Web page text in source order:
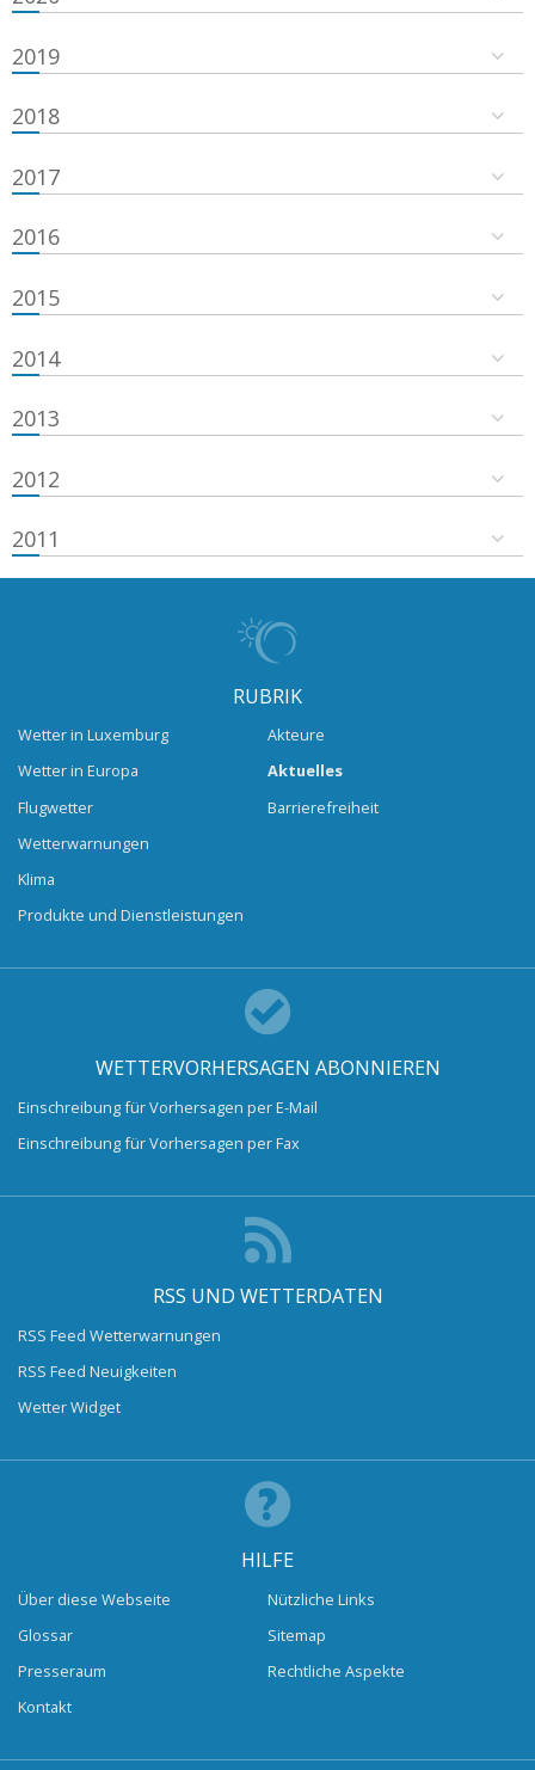
2019
2018
2017
2016
2015
2014
2013
2012
2011
RUBRIK
Wetter in Luxemburg
Wetter in Europa
Flugwetter
Wetterwarnungen
Klima
Produkte und Dienstleistungen
Akteure
Aktuelles
Barrierefreiheit
WETTERVORHERSAGEN ABONNIEREN
Einschreibung für Vorhersagen per E-Mail
Einschreibung für Vorhersagen per Fax
RSS UND WETTERDATEN
RSS Feed Wetterwarnungen
RSS Feed Neuigkeiten
Wetter Widget
HILFE
Über diese Webseite
Glossar
Presseraum
Kontakt
Nützliche Links
Sitemap
Rechtliche Aspekte